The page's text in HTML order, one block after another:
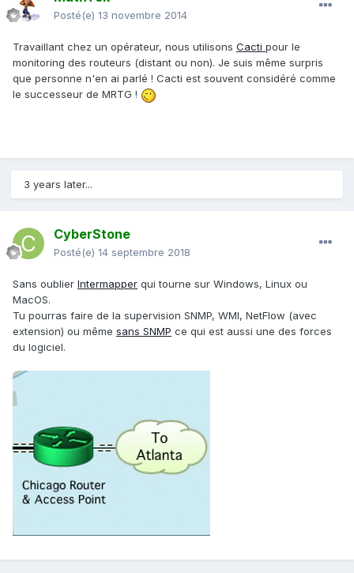
Posté(e) 13 novembre 2014
Travaillant chez un opérateur, nous utilisons Cacti pour le
monitoring des routeurs (distant ou non). Je suis même surpris
que personne n'en ai parlé ! Cacti est souvent considéré comme
le successeur de MRTG !
3 years later...
CyberStone
Posté(e) 14 septembre 2018
Sans oublier Intermapper qui tourne sur Windows, Linux ou
MacOS.
Tu pourras faire de la supervision SNMP, WMI, NetFlow (avec
extension) ou même sans SNMP ce qui est aussi une des forces
du logiciel.